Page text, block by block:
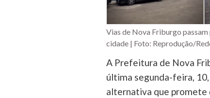
Vias de Nova Friburgo
cidade | Foto: Reprodução/
A Prefeitura de Nova
última segunda-feira,
alternativa que promete